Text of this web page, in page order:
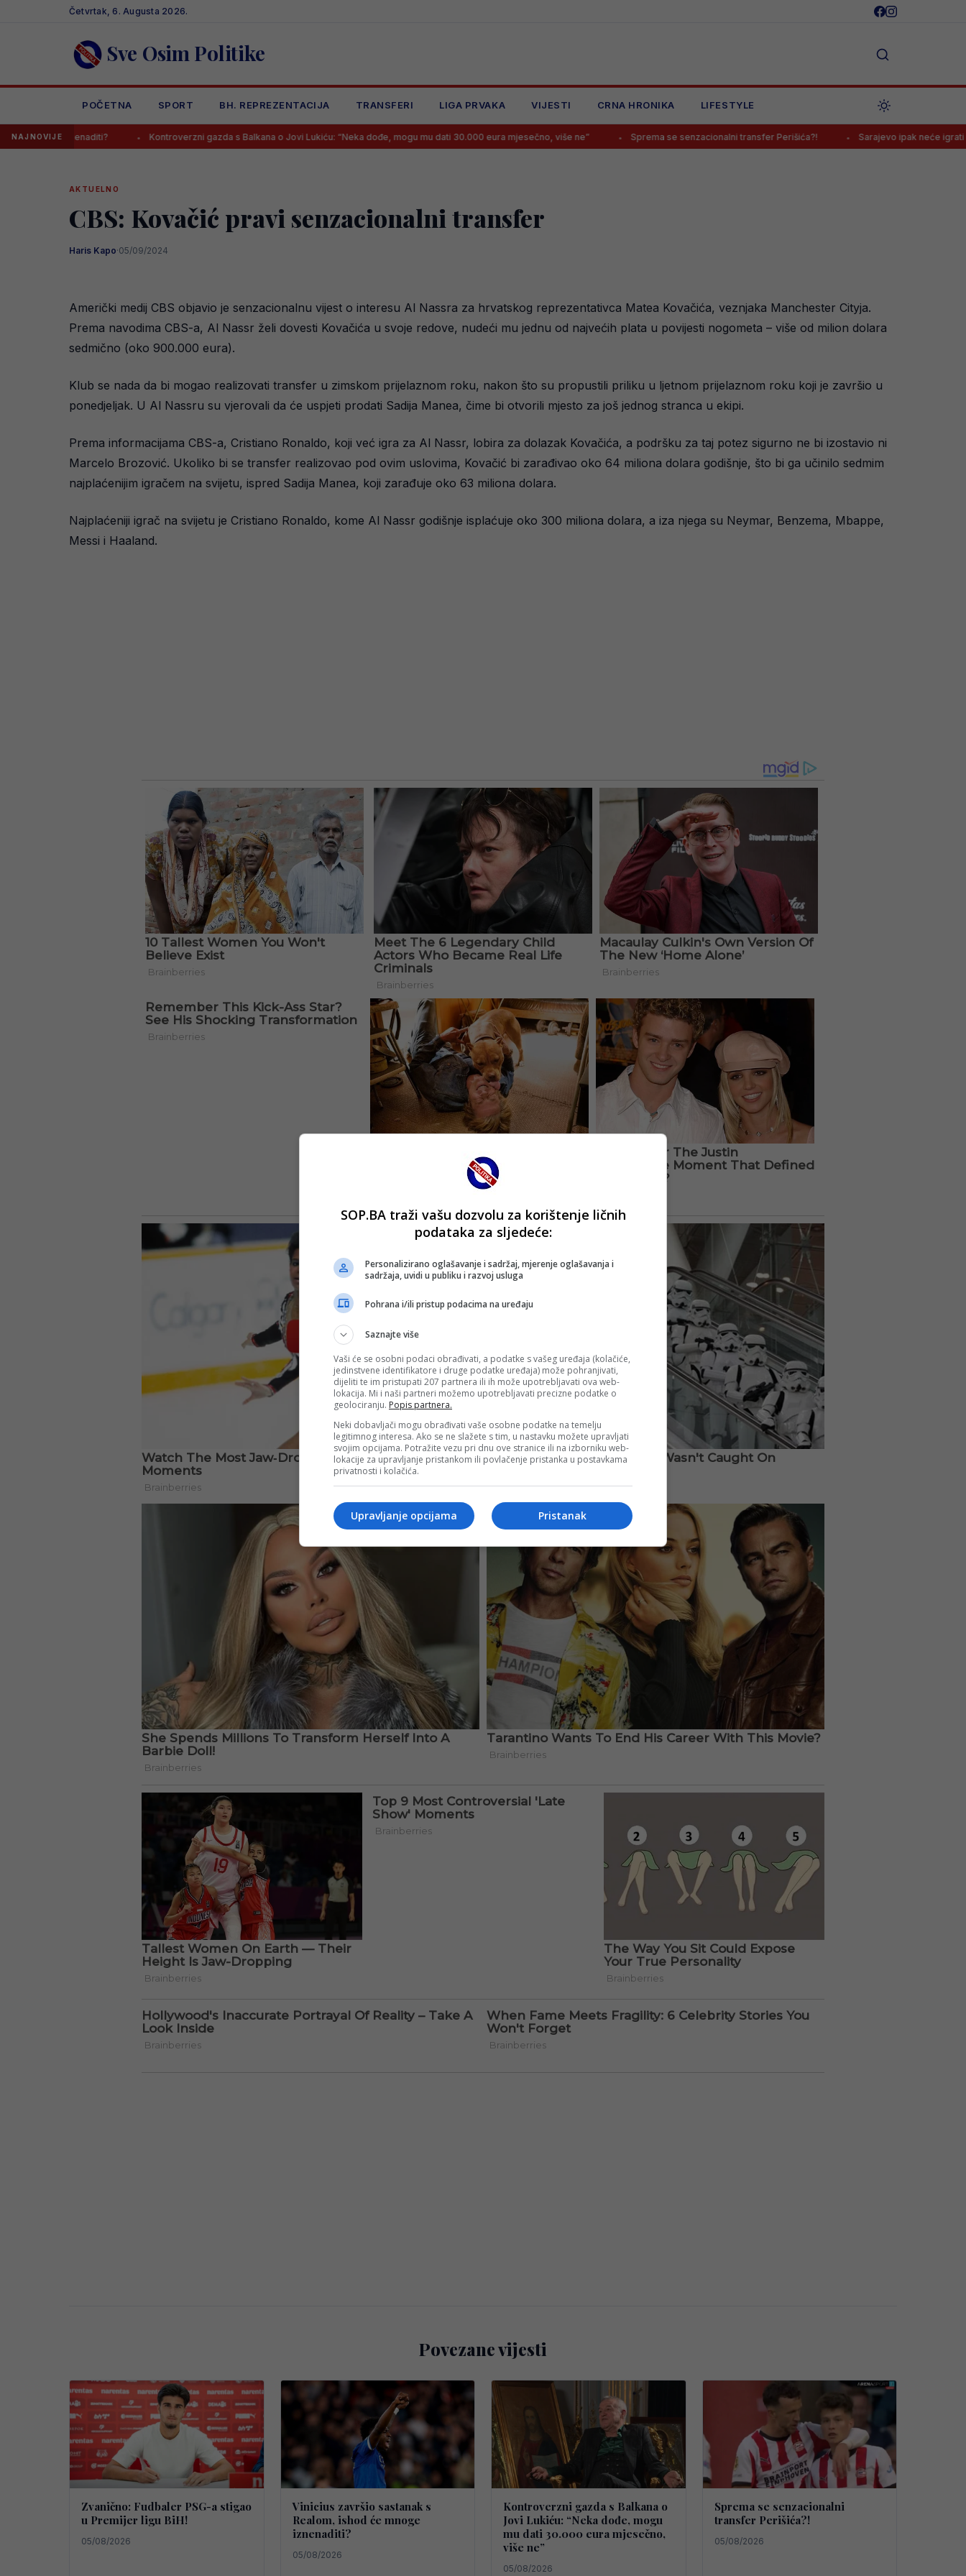
Četvrtak, 6. Augusta 2026.
Sve Osim Politike
POČETNA SPORT BH. REPREZENTACIJA TRANSFERI LIGA PRVAKA VIJESTI CRNA HRONIKA LIFESTYLE
NAJNOVIJE
iznenaditi? Kontroverzni gazda s Balkana o Jovi Lukiću: “Neka dođe, mogu mu dati 30.000 eura mjesečno, više ne” Sprema se senzacionalni transfer Perišića?! Sarajevo ipak neće igrati na
AKTUELNO
CBS: Kovačić pravi senzacionalni transfer
Haris Kapo·05/09/2024
Američki medij CBS objavio je senzacionalnu vijest o interesu Al Nassra za hrvatskog reprezentativca Matea Kovačića, veznjaka Manchester Cityja.
Prema navodima CBS-a, Al Nassr želi dovesti Kovačića u svoje redove, nudeći mu jednu od najvećih plata u povijesti nogometa – više od milion dolara
sedmično (oko 900.000 eura).
Klub se nada da bi mogao realizovati transfer u zimskom prijelaznom roku, nakon što su propustili priliku u ljetnom prijelaznom roku koji je završio u
ponedjeljak. U Al Nassru su vjerovali da će uspjeti prodati Sadija Manea, čime bi otvorili mjesto za još jednog stranca u ekipi.
Prema informacijama CBS-a, Cristiano Ronaldo, koji već igra za Al Nassr, lobira za dolazak Kovačića, a podršku za taj potez sigurno ne bi izostavio ni
Marcelo Brozović. Ukoliko bi se transfer realizovao pod ovim uslovima, Kovačić bi zarađivao oko 64 miliona dolara godišnje, što bi ga učinilo sedmim
najplaćenijim igračem na svijetu, ispred Sadija Manea, koji zarađuje oko 63 miliona dolara.
Najplaćeniji igrač na svijetu je Cristiano Ronaldo, kome Al Nassr godišnje isplaćuje oko 300 miliona dolara, a iza njega su Neymar, Benzema, Mbappe,
Messi i Haaland.
Povezane vijesti
Zvanično: Fudbaler PSG-a stigao
u Premijer ligu BiH!
05/08/2026
Vinicius završio sastanak s
Realom, ishod će mnoge
iznenaditi?
05/08/2026
Kontroverzni gazda s Balkana o
Jovi Lukiću: “Neka dođe, mogu
mu dati 30.000 eura mjesečno,
više ne”
05/08/2026
Sprema se senzacionalni
transfer Perišića?!
05/08/2026
SOP.BA traži vašu dozvolu za korištenje ličnih
podataka za sljedeće:
Personalizirano oglašavanje i sadržaj, mjerenje oglašavanja i
sadržaja, uvidi u publiku i razvoj usluga
Pohrana i/ili pristup podacima na uređaju
Saznajte više
Vaši će se osobni podaci obrađivati, a podatke s vašeg uređaja (kolačiće,
jedinstvene identifikatore i druge podatke uređaja) može pohranjivati,
dijeliti te im pristupati 207 partnera ili ih može upotrebljavati ova web-
lokacija. Mi i naši partneri možemo upotrebljavati precizne podatke o
geolociranju. Popis partnera.
Neki dobavljači mogu obrađivati vaše osobne podatke na temelju
legitimnog interesa. Ako se ne slažete s tim, u nastavku možete upravljati
svojim opcijama. Potražite vezu pri dnu ove stranice ili na izborniku web-
lokacije za upravljanje pristankom ili povlačenje pristanka u postavkama
privatnosti i kolačića.
Pristanak
Upravljanje opcijama